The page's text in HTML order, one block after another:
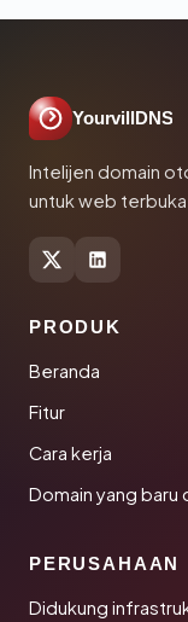
YourvillDNS
Intelijen domain
untuk web terbuka.
PRODUK
Beranda
Fitur
Cara kerja
Domain yang baru
PERUSAHAAN
Didukung